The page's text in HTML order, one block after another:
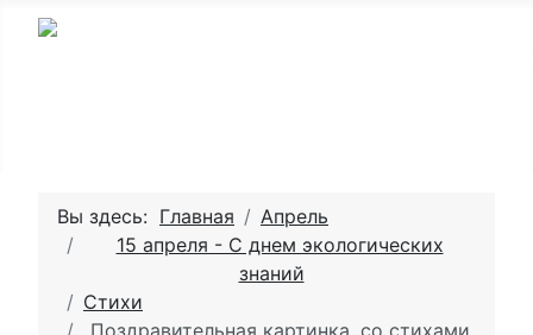
Вы здесь: Главная
Апрель
15 апреля - С днем экологических
знаний
Стихи